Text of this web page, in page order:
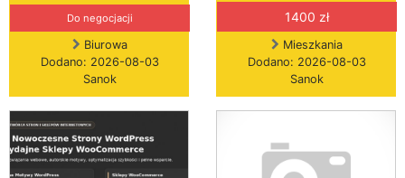
Do negocjacji
Biurowa
Dodano: 2026-08-03
Sanok
1400 zł
Mieszkania
Dodano: 2026-08-03
Sanok